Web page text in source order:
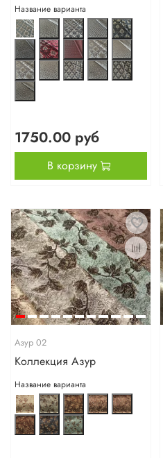
Название варианта
1750.00 руб
В корзину
Азур 02
Коллекция Азур
Название варианта